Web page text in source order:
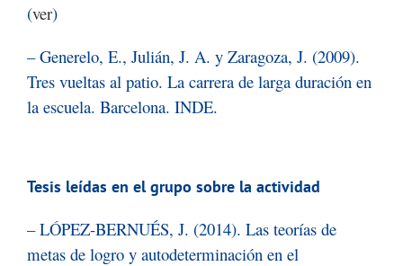
(ver)
– Generelo, E., Julián, J. A. y Zaragoza, J. (2009).
Tres vueltas al patio. La carrera de larga duración en
la escuela. Barcelona. INDE.
Tesis leídas en el grupo sobre la actividad
– LÓPEZ-BERNUÉS, J. (2014). Las teorías de
metas de logro y autodeterminación en el